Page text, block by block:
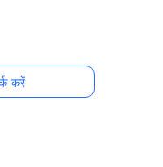
करें